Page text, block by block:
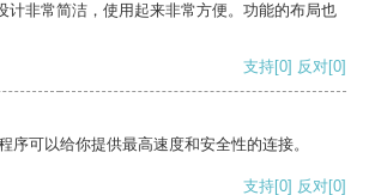
计非常简洁，使用起来非常方便。功能的布局也
支持[0] 反对[0]
序可以给你提供最高速度和安全性的连接。
支持[0] 反对[0]